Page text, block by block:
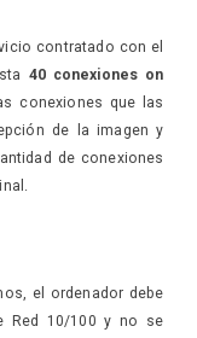
contratado con el
40 conexiones on
conexiones que las
de la imagen y
de conexiones
el ordenador debe
Red 10/100 y no se